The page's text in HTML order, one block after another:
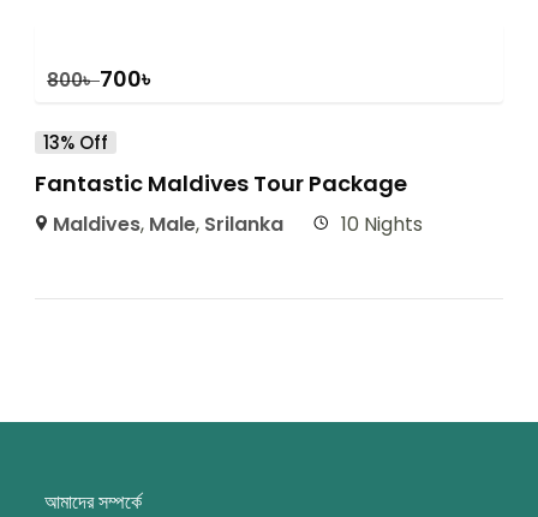
800৳ 700৳
13% Off
Fantastic Maldives Tour Package
Maldives, Male, Srilanka 10 Nights
আমাদের সম্পর্কে